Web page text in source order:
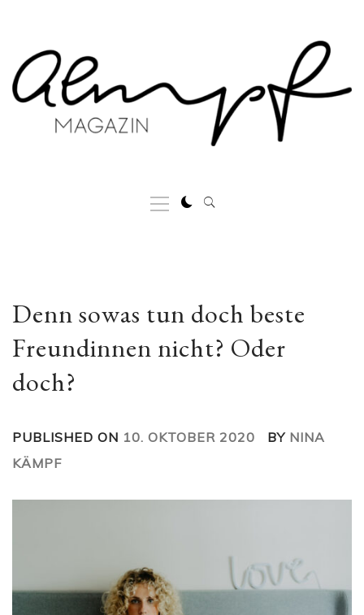
content
Primary
Menu
Denn sowas tun doch beste
Freundinnen nicht? Oder
doch?
PUBLISHED ON 10. OKTOBER 2020 BY NINA
KÄMPF